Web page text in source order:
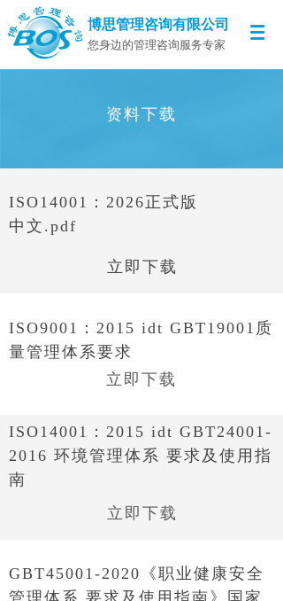
您身边的管理咨询服务专家
博思管理咨询有限公司
资料下载
立即下载
ISO14001：2026正式版
中文.pdf
ISO9001：2015 idt GBT19001质
量管理体系要求
立即下载
ISO14001：2015 idt GBT24001-
2016 环境管理体系 要求及使用指
南
立即下载
GBT45001-2020《职业健康安全
管理体系 要求及使用指南》国家